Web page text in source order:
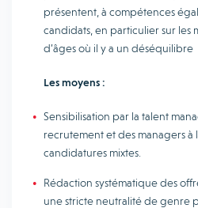
présentent, à compétences
candidats, en particulier sur les
d’âges où il y a un déséquilibre
Les moyens :
Sensibilisation par la talent
recrutement et des managers
candidatures mixtes.
Rédaction systématique des
une stricte neutralité de genre